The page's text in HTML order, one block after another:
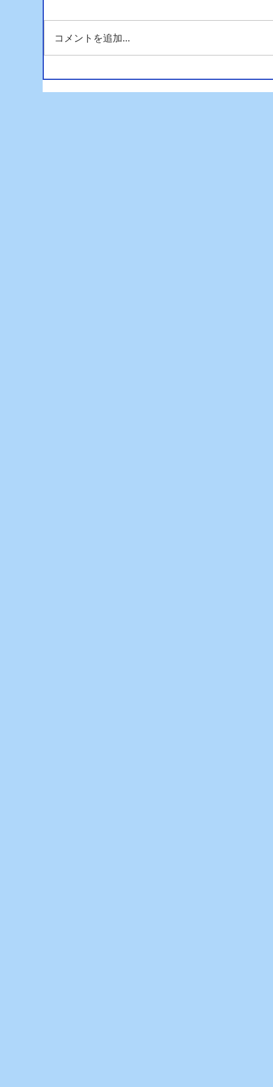
コメントを追加…